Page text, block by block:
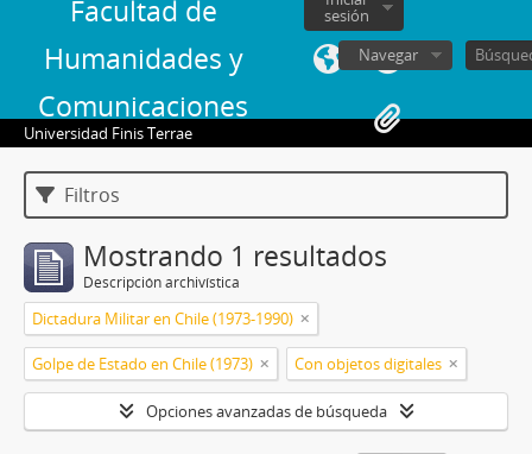
Facultad de
Humanidades y
Comunicaciones
sesión
Navegar
Universidad Finis Terrae
Filtros
Mostrando 1 resultados
Descripción archivística
Dictadura Militar en Chile (1973-1990)
Golpe de Estado en Chile (1973) Con objetos digitales
Opciones avanzadas de búsqueda